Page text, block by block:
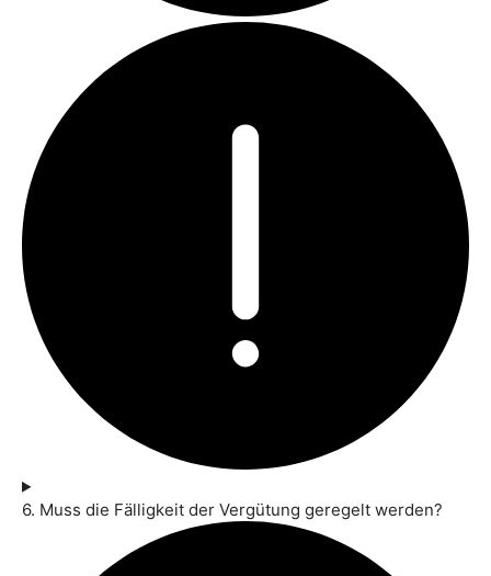
6. Muss die Fälligkeit der Vergütung geregelt werden?